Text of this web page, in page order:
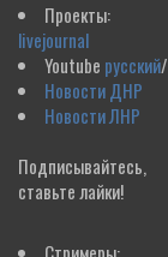
Проекты:
livejournal
Youtube русский/
Новости ДНР
Новости ЛНР
Подписывайтесь,
ставьте лайки!